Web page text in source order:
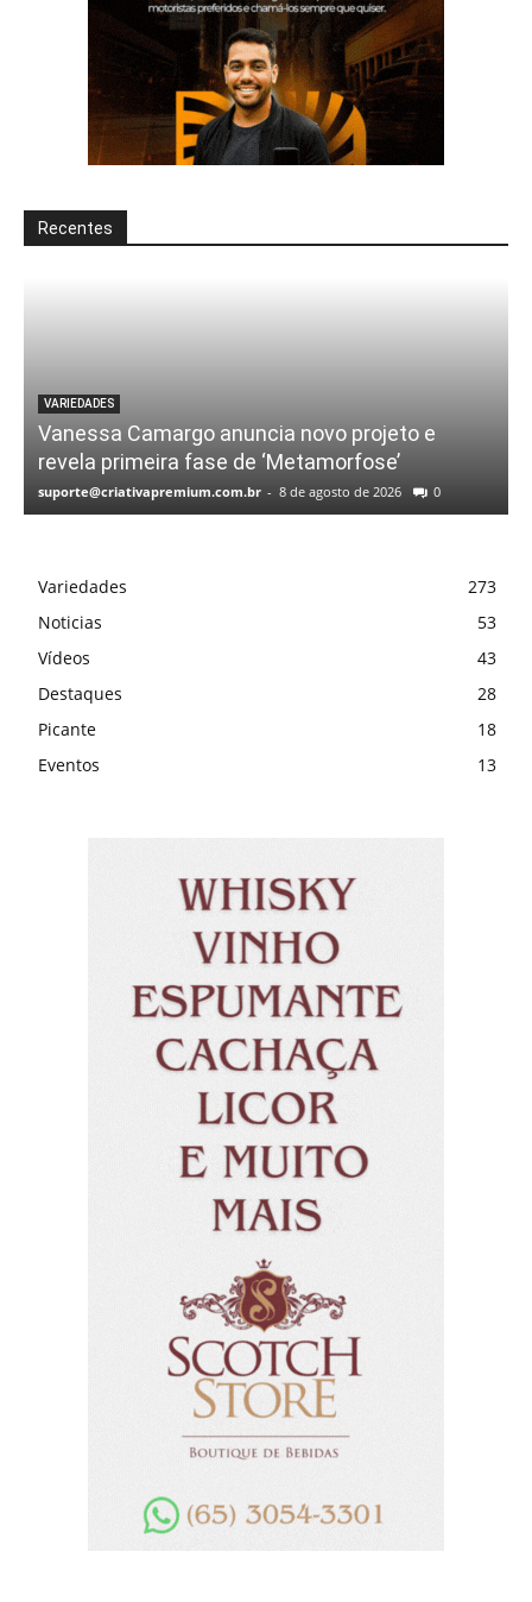
Recentes
VARIEDADES
Vanessa Camargo anuncia novo projeto e
revela primeira fase de ‘Metamorfose’
suporte@criativapremium.com.br - 8 de agosto de 2026 0
Variedades
273
Noticias
53
Vídeos
43
Destaques
28
Picante
18
Eventos
13